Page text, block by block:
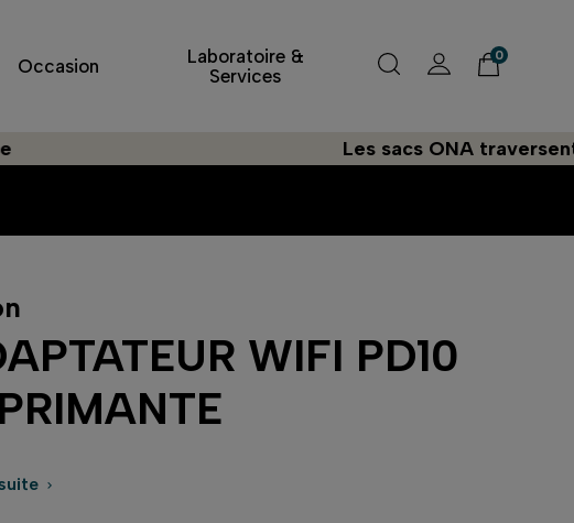
Occasion
Laboratoire &
Services
0
Les sacs ONA traversent
WIFI PD10
